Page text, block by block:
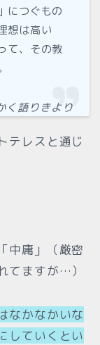
につぐもの
想は高い
て、その教
語りきより
テレスと通じ
中庸」（厳密
てますが…）
なかなかいな
していくとい